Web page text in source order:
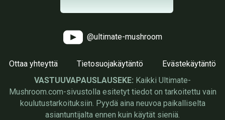
@ultimate-mushroom
Ottaa yhteyttä Tietosuojakäytäntö
Evästekäytäntö
VASTUUVAPAUSLAUSEKE: Kaikki Ultimate-
Mushroom.com-sivustolla esitetyt tiedot on tarkoitettu vain
koulutustarkoituksiin. Pyydä aina neuvoa paikalliselta
asiantuntijalta ennen kuin käytät sieniä.